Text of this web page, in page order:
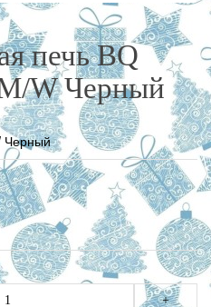
печь BQ
W Черный
Черный
+